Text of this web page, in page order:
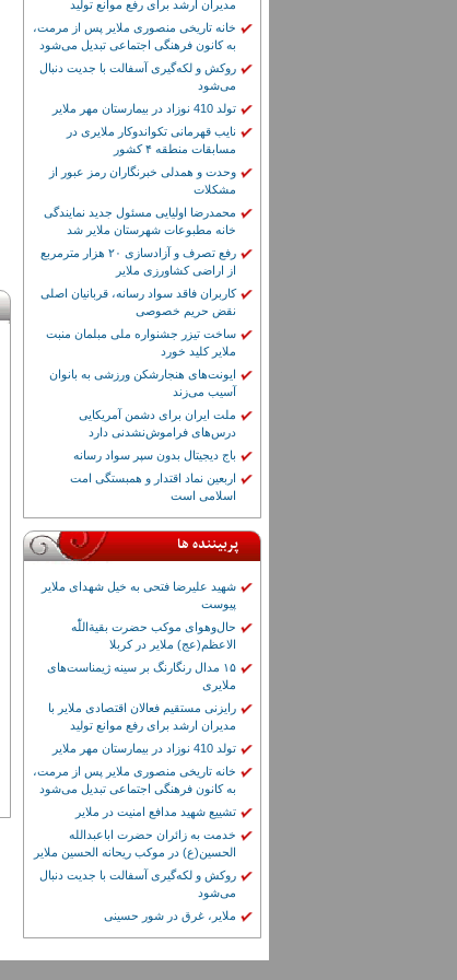
مدیران ارشد برای رفع موانع تولید
خانه تاریخی منصوری ملایر پس از مرمت،
به کانون فرهنگی اجتماعی تبدیل می‌شود
روکش و لکه‌گیری آسفالت با جدیت دنبال
می‌شود
تولد 410 نوزاد در بیمارستان مهر ملایر
نایب قهرمانی تکواندوکار ملایری در
مسابقات منطقه ۴ کشور
وحدت و همدلی خبرنگاران رمز عبور از
مشکلات
محمدرضا اولیایی مسئول جدید نمایندگی
خانه مطبوعات شهرستان ملایر شد
رفع تصرف و آزادسازی ۲۰ هزار مترمربع
از اراضی کشاورزی ملایر
کاربران فاقد سواد رسانه، قربانیان اصلی
نقض حریم خصوصی
ساخت تیزر جشنواره ملی مبلمان منبت
ملایر کلید خورد
ایونت‌های هنجارشکن ورزشی به بانوان
آسیب می‌زند
ملت ایران برای دشمن آمریکایی
درس‌های فراموش‌نشدنی دارد
باج دیجیتال بدون سپر سواد رسانه
اربعین نماد اقتدار و همبستگی امت
اسلامی است
پربیننده ها
شهید علیرضا فتحی به خیل شهدای ملایر
پیوست
حال‌وهوای موکب حضرت بقیة‌اللّٰه
الاعظم(عج) ملایر در کربلا
۱۵ مدال رنگارنگ بر سینه ژیمناست‌های
ملایری
رایزنی مستقیم فعالان اقتصادی ملایر با
مدیران ارشد برای رفع موانع تولید
تولد 410 نوزاد در بیمارستان مهر ملایر
خانه تاریخی منصوری ملایر پس از مرمت،
به کانون فرهنگی اجتماعی تبدیل می‌شود
تشییع شهید مدافع امنیت در ملایر
خدمت به زائران حضرت اباعبدالله
الحسین(ع) در موکب ریحانه الحسین ملایر
روکش و لکه‌گیری آسفالت با جدیت دنبال
می‌شود
ملایر، غرق در شور حسینی